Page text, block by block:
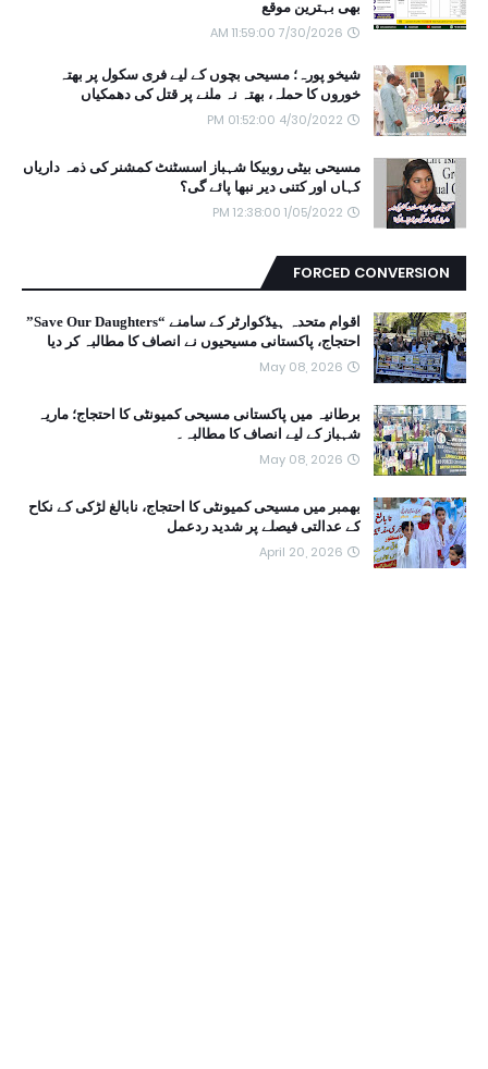
بھی بہترین موقع
7/30/2026 11:59:00 AM
شیخو پورہ؛ مسیحی بچوں کے لیے فری سکول پر بھتہ
خوروں کا حملہ، بھتہ نہ ملنے پر قتل کی دھمکیاں
4/30/2022 01:52:00 PM
مسیحی بیٹی روبیکا شہباز اسسٹنٹ کمشنر کی ذمہ داریاں
کہاں اور کتنی دیر نبھا پائے گی؟
1/05/2022 12:38:00 PM
FORCED CONVERSION
اقوام متحدہ ہیڈکوارٹر کے سامنے “Save Our Daughters”
احتجاج، پاکستانی مسیحیوں نے انصاف کا مطالبہ کر دیا
May 08, 2026
برطانیہ میں پاکستانی مسیحی کمیونٹی کا احتجاج؛ ماریہ
شہباز کے لیے انصاف کا مطالبہ۔
May 08, 2026
بھمبر میں مسیحی کمیونٹی کا احتجاج، نابالغ لڑکی کے نکاح
کے عدالتی فیصلے پر شدید ردعمل
April 20, 2026